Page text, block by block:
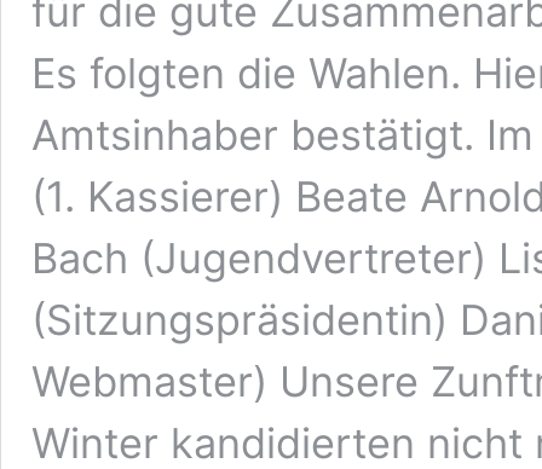
für die gute
Es folgten die Wahlen.
Amtsinhaber bestätigt.
(1. Kassierer) Beate
Bach (Jugendvertreter)
(Sitzungspräsidentin)
Webmaster) Unsere
Winter kandidierten